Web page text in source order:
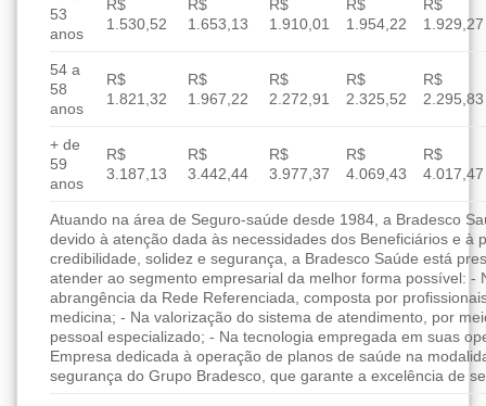
53
anos
R$
1.530,52
R$
1.653,13
R$
1.910,01
R$
1.954,22
R$
1.929,27
54 a
58
anos
R$
1.821,32
R$
1.967,22
R$
2.272,91
R$
2.325,52
R$
2.295,83
+ de
59
anos
R$
3.187,13
R$
3.442,44
R$
3.977,37
R$
4.069,43
R$
4.017,47
Atuando na área de Seguro-saúde desde 1984, a Bradesco
devido à atenção dada às necessidades dos Beneficiários e
credibilidade, solidez e segurança, a Bradesco Saúde está
atender ao segmento empresarial da melhor forma possível:
abrangência da Rede Referenciada, composta por
medicina; - Na valorização do sistema de atendimento, por
pessoal especializado; - Na tecnologia empregada em suas
Empresa dedicada à operação de planos de saúde na
segurança do Grupo Bradesco, que garante a excelência de